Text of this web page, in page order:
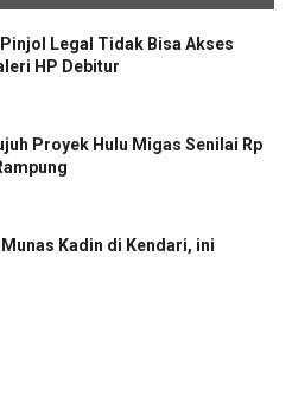
Legal Tidak Bisa Akses
HP Debitur
Proyek Hulu Migas Senilai Rp
Kadin di Kendari, ini